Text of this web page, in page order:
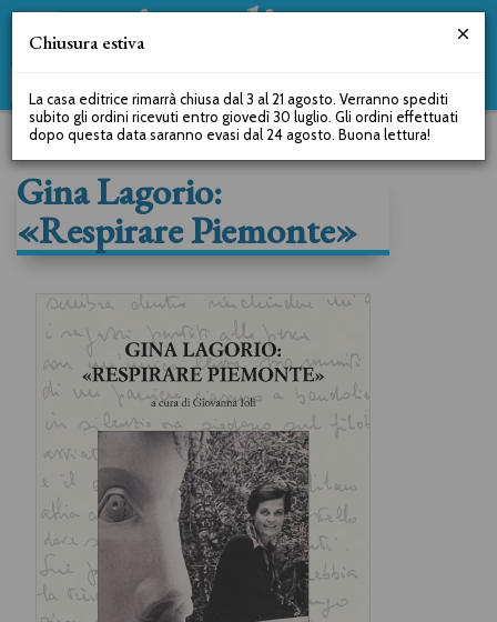
Gina Lagorio:
«Respirare Piemonte»
Chiusura estiva
La casa editrice rimarrà chiusa dal 3 al 21 agosto. Verranno spediti
subito gli ordini ricevuti entro giovedì 30 luglio. Gli ordini effettuati
dopo questa data saranno evasi dal 24 agosto. Buona lettura!